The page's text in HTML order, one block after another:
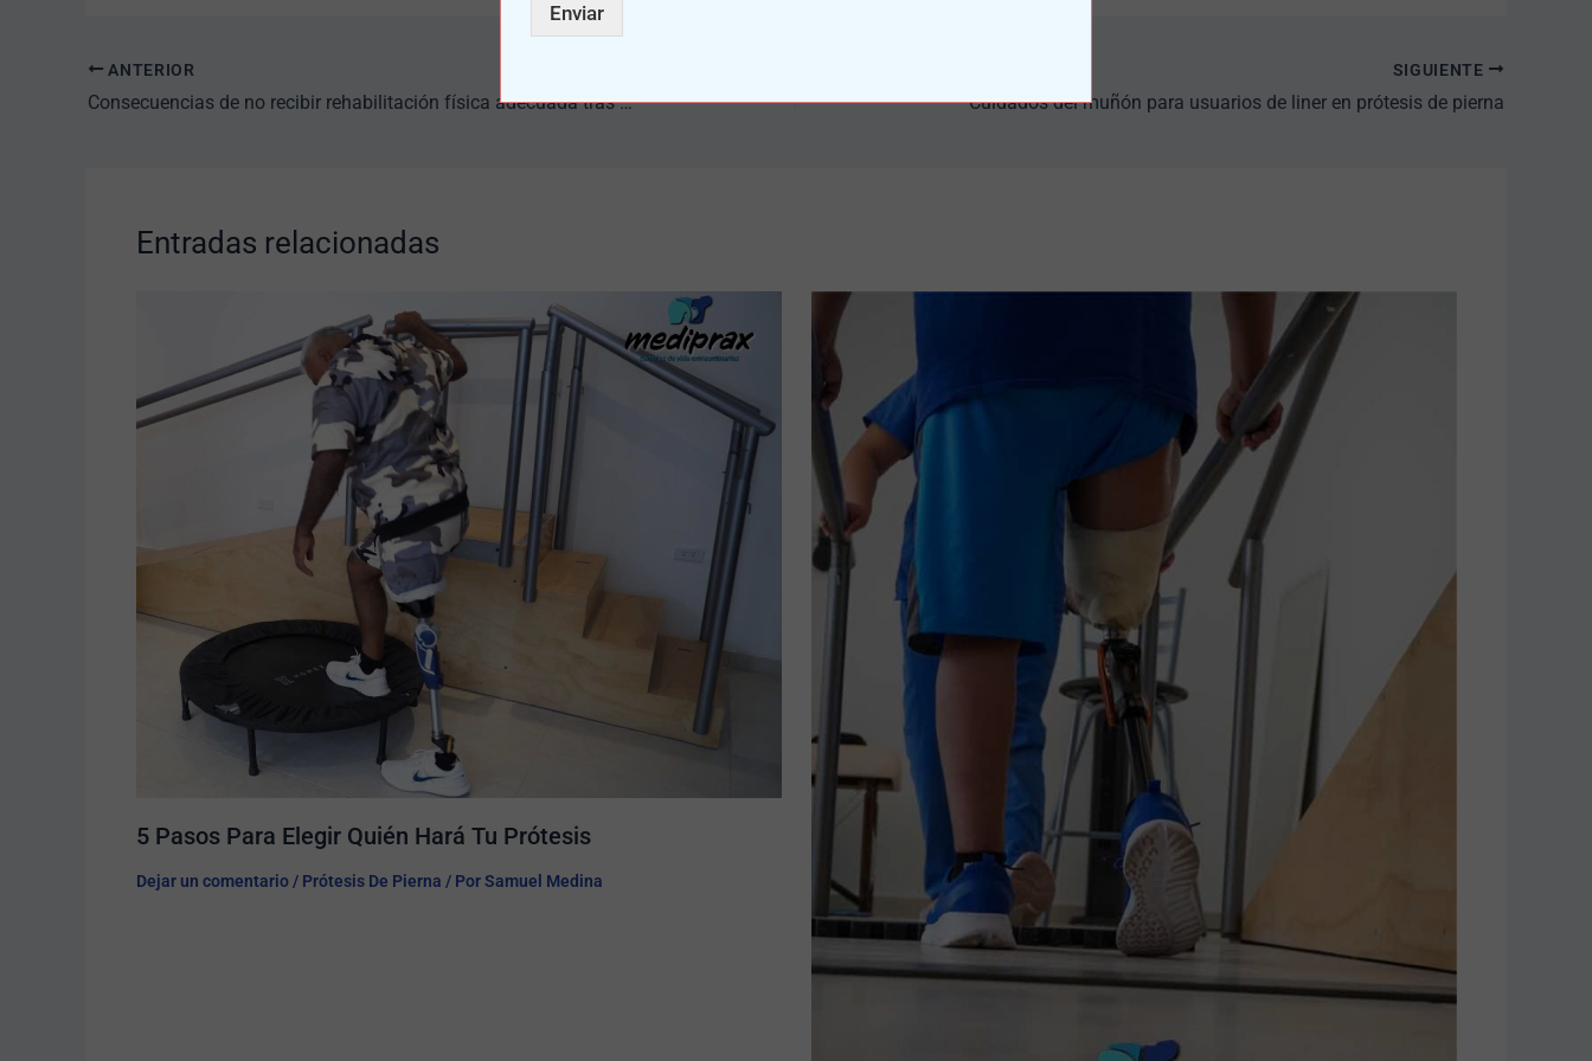
ANTERIOR
Consecuencias de no recibir rehabilitación física adecuada tras una amputación
SIGUIENTE
Cuidados del muñón para usuarios de liner en prótesis de pierna
Entradas relacionadas
5 Pasos Para Elegir Quién Hará Tu Prótesis​
Dejar un comentario / Prótesis De Pierna / PorSamuel Medina
Enviar